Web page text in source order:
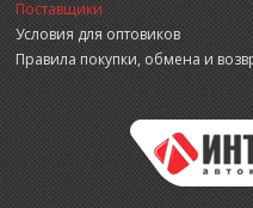
Поставщики
Условия для оптовиков
Правила покупки, обмена и